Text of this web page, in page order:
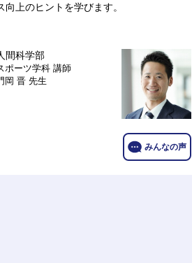
向上のヒントを学びます。
間科学部
ポーツ学科 講師
岡 晋 先生
みんなの声